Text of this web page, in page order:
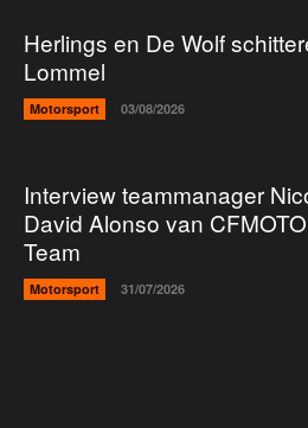
Herlings en De Wolf
Lommel
Motorsport 03/08/2026
Interview teammanager
David Alonso van
Team
Motorsport 31/07/2026